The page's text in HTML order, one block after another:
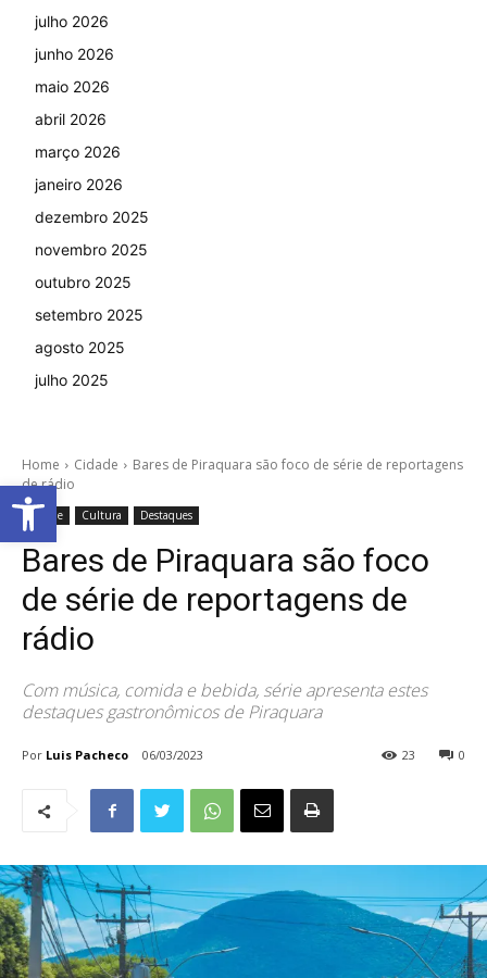
julho 2026
junho 2026
maio 2026
abril 2026
março 2026
janeiro 2026
dezembro 2025
novembro 2025
outubro 2025
setembro 2025
agosto 2025
julho 2025